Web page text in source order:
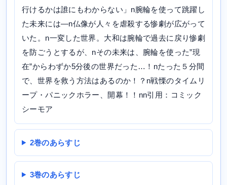
行けるかは誰にもわからない」n腕輪を使って跳躍し
た未来には—n仏像が人々を虐殺する惨劇が広がって
いた。n一変した世界。大和は腕輪で過去に戻り惨劇
を防ごうとするが、nその未来は、腕輪を使った”現
在”からわずか5分後の世界だった…！nたった５分間
で、世界を救う方法はあるのか！？n戦慄のタイムリ
ープ・パニックホラー、開幕！！nn引用：コミック
シーモア
2巻のあらすじ
3巻のあらすじ